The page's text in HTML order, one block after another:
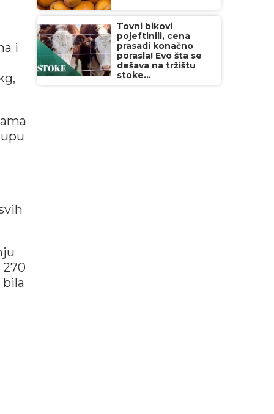
i
270
bila
Tovni bikovi
pojeftinili, cena
prasadi konačno
porasla! Evo šta se
dešava na tržištu
stoke...